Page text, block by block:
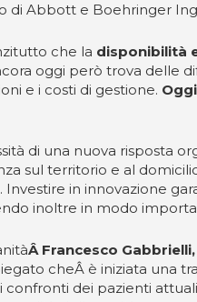
di Abbott e Boehringer
che la disponibilità
oggi però trova delle
e i costi di gestione.
di una nuova risposta
sul territorio e al
in innovazione
inoltre in modo
Â Francesco
cheÂ è iniziata una
confronti dei pazienti